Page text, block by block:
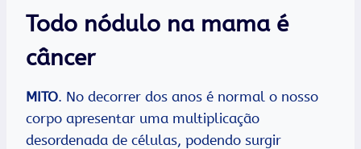
Todo nódulo na mama é
câncer
MITO. No decorrer dos anos é normal o nosso
corpo apresentar uma multiplicação
desordenada de células, podendo surgir